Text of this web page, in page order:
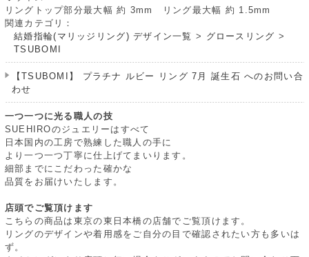
リングトップ部分最大幅 約 3mm リング最大幅 約 1.5mm
関連カテゴリ：
結婚指輪(マリッジリング) デザイン一覧 > グロースリング >
TSUBOMI
【TSUBOMI】 プラチナ ルビー リング 7月 誕生石 へのお問い合
わせ
一つ一つに光る職人の技
SUEHIROのジュエリーはすべて
日本国内の工房で熟練した職人の手に
より一つ一つ丁寧に仕上げてまいります。
細部までにこだわった確かな
品質をお届けいたします。
店頭でご覧頂けます
こちらの商品は東京の東日本橋の店舗でご覧頂けます。
リングのデザインや着用感をご自分の目で確認されたい方も多いは
ず。